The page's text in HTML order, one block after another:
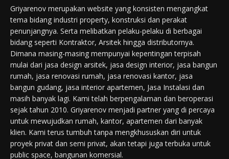
Griyarenov merupakan website yang konsisten mengangkat
tema bidang industri property, konstruksi dan perakat
penunjangnya. Serta melibatkan pelaku-pelaku di berbagai
bidang seperti Kontraktor, Arsitek hingga distributornya.
Dimana masing-masing mempunyai kepentingan terpisah
mulai dari jasa design arsitek, jasa design interior, jasa bangun
rumah, jasa renovasi rumah, jasa renovasi kantor, jasa
bangun gudang, jasa interior apartemen, Jasa Instalasi dan
masih banyak lagi. Kami telah berpengalaman dan beroperasi
sejak tahun 2010. Griyarenov menjadi partner yang di percaya
untuk mewujudkan rumah, kantor, apartemen dari banyak
klien. Kami terus tumbuh tanpa mengkhususkan diri untuk
proyek privat dan semi privat, akan tetapi juga terbuka untuk
public space, bangunan komersial.